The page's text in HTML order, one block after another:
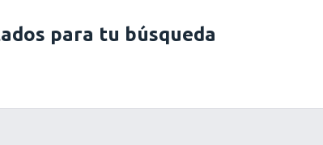
para tu búsqueda